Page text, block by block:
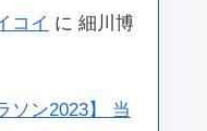
コイ に 細川博
ソン2023】 当